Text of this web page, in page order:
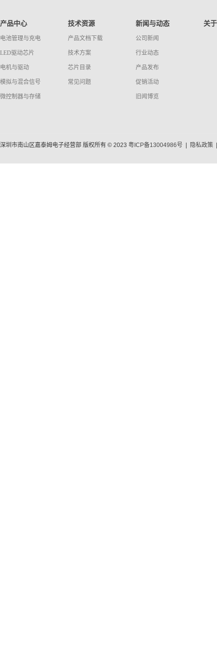
产品中心
电池管理与充电
LED驱动芯片
电机与驱动
模拟与混合信号
微控制器与存储
技术资源
产品文档下载
技术方案
芯片目录
常见问题
新闻与动态
公司新闻
行业动态
产品发布
促销活动
旧闻博览
关
深圳市南山区嘉泰姆电子经营部 版权所有 © 2023 粤ICP备13004986号 隐私政策